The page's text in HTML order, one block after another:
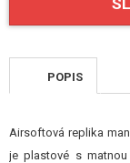
JEDLO
REKLAMNÉ
POPIS
Airsoftová replika
je plastové s